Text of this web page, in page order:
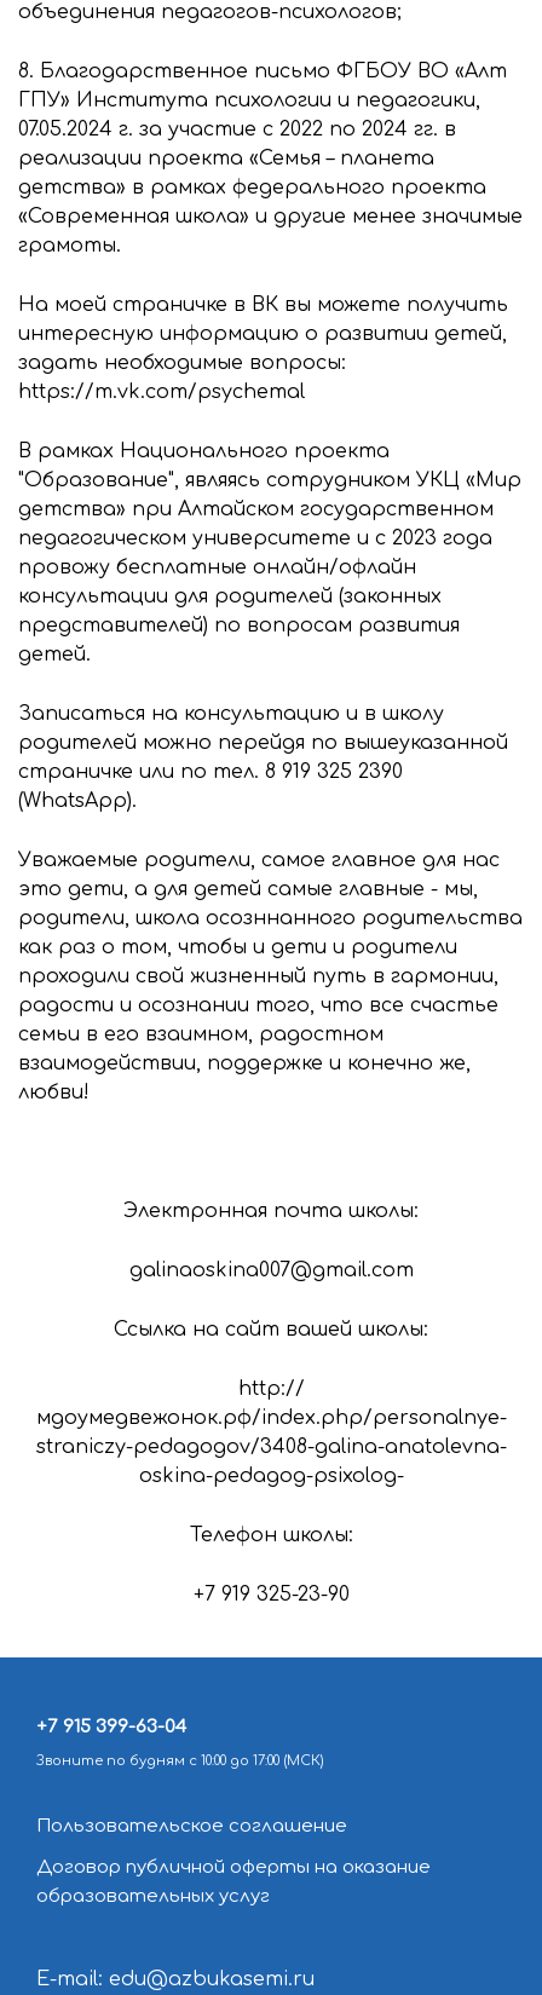
объединения педагогов-психологов;
8. Благодарственное письмо ФГБОУ ВО «Алт
ГПУ» Института психологии и педагогики,
07.05.2024 г. за участие с 2022 по 2024 гг. в
реализации проекта «Семья – планета
детства» в рамках федерального проекта
«Современная школа» и другие менее значимые
грамоты.
На моей страничке в ВК вы можете получить
интересную информацию о развитии детей,
задать необходимые вопросы:
https://m.vk.com/psychemal
В рамках Национального проекта
"Образование", являясь сотрудником УКЦ «Мир
детства» при Алтайском государственном
педагогическом университете и с 2023 года
провожу бесплатные онлайн/офлайн
консультации для родителей (законных
представителей) по вопросам развития
детей.
Записаться на консультацию и в школу
родителей можно перейдя по вышеуказанной
страничке или по тел. 8 919 325 2390
(WhatsApp).
Уважаемые родители, самое главное для нас
это дети, а для детей самые главные - мы,
родители, школа осозннанного родительства
как раз о том, чтобы и дети и родители
проходили свой жизненный путь в гармонии,
радости и осознании того, что все счастье
семьи в его взаимном, радостном
взаимодействии, поддержке и конечно же,
любви!
Электронная почта школы:
galinaoskina007@gmail.com
Ссылка на сайт вашей школы:
http://
мдоумедвежонок.рф/index.php/personalnye-
straniczy-pedagogov/3408-galina-anatolevna-
oskina-pedagog-psixolog-
Телефон школы:
+7 919 325-23-90
+7 915 399-63-04
Звоните по будням с 10:00 до 17:00 (МСК)
Пользовательское соглашение
Договор публичной оферты на оказание
образовательных услуг
E-mail: edu@azbukasemi.ru